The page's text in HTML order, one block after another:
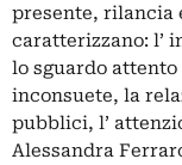
presente, rilancia
caratterizzano: l’
lo sguardo
inconsuete, la
pubblici, l’
Alessandra